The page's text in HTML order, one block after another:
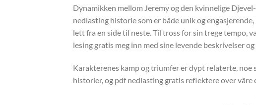
Dynamikken mellom Jeremy og den kvinnelige
nedlasting historie som er både unik og
lett fra en side til neste. Til tross for sin trege tempo,
lesing gratis meg inn med sine levende beskrivelser
Karakterenes kamp og triumfer er dypt relaterte,
historier, og pdf nedlasting gratis reflektere over våre